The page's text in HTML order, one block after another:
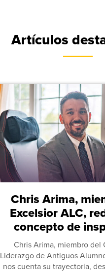
Artículos
Chris Arima,
Excelsior ALC,
concepto de
Chris Arima, miembro del
Liderazgo de Antiguos
nos cuenta su trayectoria,